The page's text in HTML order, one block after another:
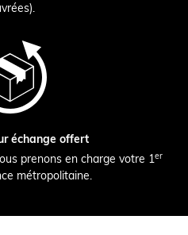
échange offert
prenons en charge votre 1er
métropolitaine.